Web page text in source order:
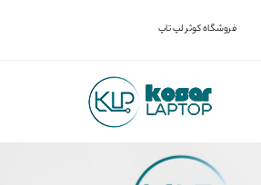
فروشگاه کوثر لپ تاپ